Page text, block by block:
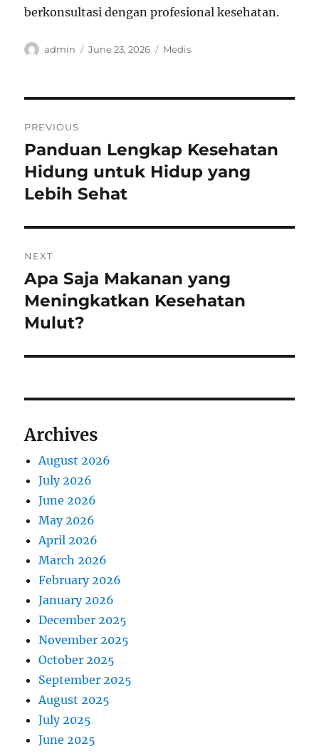
berkonsultasi dengan profesional kesehatan.
Author
admin
Posted
June 23, 2026 Categories
Medis
navigation
PREVIOUS
Previous
post:
Panduan Lengkap Kesehatan
Hidung untuk Hidup yang
Lebih Sehat
NEXT
Next
post:
Apa Saja Makanan yang
Meningkatkan Kesehatan
Mulut?
Archives
August 2026
July 2026
June 2026
May 2026
April 2026
March 2026
February 2026
January 2026
December 2025
November 2025
October 2025
September 2025
August 2025
July 2025
June 2025